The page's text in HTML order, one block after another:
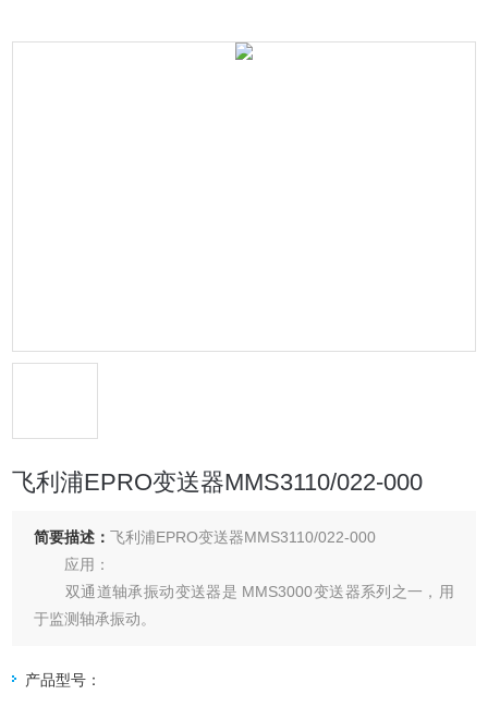
飞利浦EPRO变送器MMS3110/022-000
简要描述：飞利浦EPRO变送器MMS3110/022-000
应用：
双通道轴承振动变送器是 MMS3000变送器系列之一，用
于监测轴承振动。
系列。
产品型号：